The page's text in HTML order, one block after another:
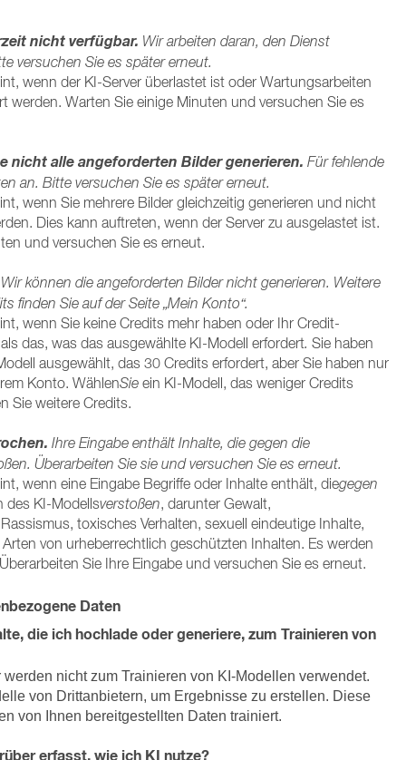
nicht verfügbar. Wir arbeiten daran, den Dienst
versuchen Sie es später erneut.
wenn der KI-Server überlastet ist oder Wartungsarbeiten
werden. Warten Sie einige Minuten und versuchen Sie es
nicht alle angeforderten Bilder generieren. Für fehlende
an. Bitte versuchen Sie es später erneut.
wenn Sie mehrere Bilder gleichzeitig generieren und nicht
Dies kann auftreten, wenn der Server zu ausgelastet ist.
und versuchen Sie es erneut.
können die angeforderten Bilder nicht generieren. Weitere
finden Sie auf der Seite „Mein Konto“.
wenn Sie keine Credits mehr haben oder Ihr Credit-
das, was das ausgewählte KI-Modell erfordert. Sie haben
ausgewählt, das 30 Credits erfordert, aber Sie haben nur
Konto. WählenSie ein KI-Modell, das weniger Credits
Sie weitere Credits.
Ihre Eingabe enthält Inhalte, die gegen die
Überarbeiten Sie sie und versuchen Sie es erneut.
wenn eine Eingabe Begriffe oder Inhalte enthält, diegegen
des KI-Modellsverstoßen, darunter Gewalt,
toxisches Verhalten, sexuell eindeutige Inhalte,
von urheberrechtlich geschützten Inhalten. Es werden
Sie Ihre Eingabe und versuchen Sie es erneut.
Daten
die ich hochlade oder generiere, zum Trainieren von
nicht zum Trainieren von KI-Modellen verwendet.
von Drittanbietern, um Ergebnisse zu erstellen. Diese
von Ihnen bereitgestellten Daten trainiert.
erfasst, wie ich KI nutze?